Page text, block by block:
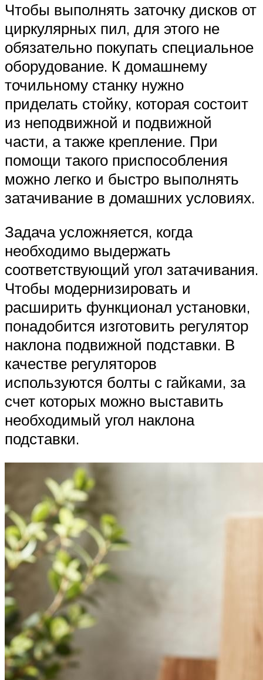
Чтобы выполнять заточку дисков от
циркулярных пил, для этого не
обязательно покупать специальное
оборудование. К домашнему
точильному станку нужно
приделать стойку, которая состоит
из неподвижной и подвижной
части, а также крепление. При
помощи такого приспособления
можно легко и быстро выполнять
затачивание в домашних условиях.
Задача усложняется, когда
необходимо выдержать
соответствующий угол затачивания.
Чтобы модернизировать и
расширить функционал установки,
понадобится изготовить регулятор
наклона подвижной подставки. В
качестве регуляторов
используются болты с гайками, за
счет которых можно выставить
необходимый угол наклона
подставки.